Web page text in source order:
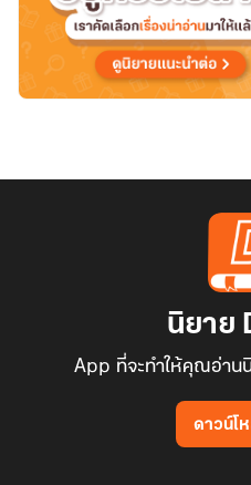
นิยาย
App ที่จะทำให้คุณอ่าน
ดาวน์โ